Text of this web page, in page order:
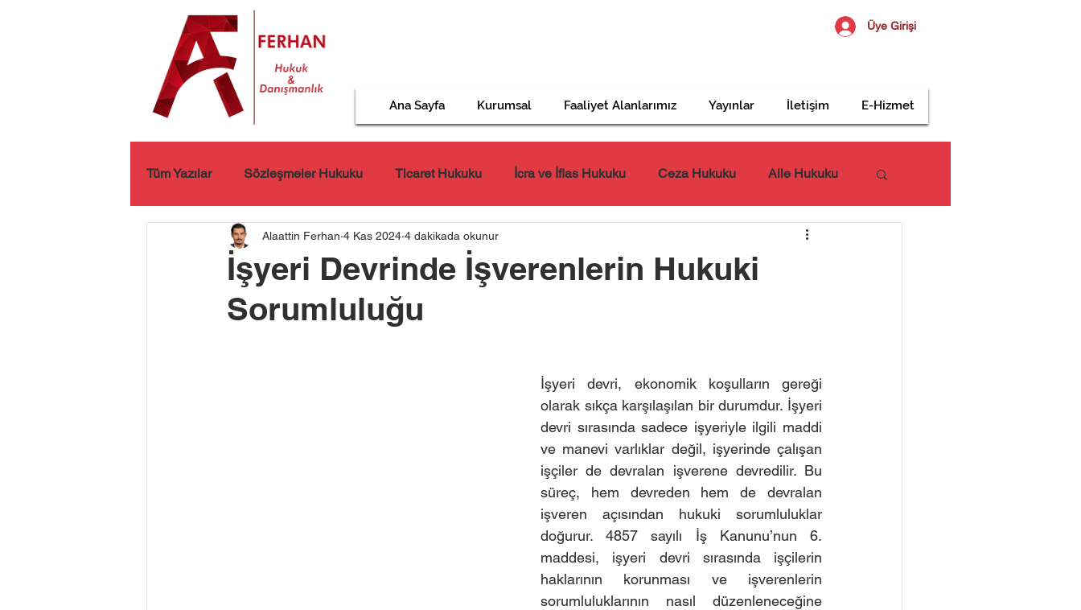
Üye Girişi
Ana Sayfa Kurumsal Faaliyet Alanlarımız Yayınlar İletişim E-Hizmet
Tüm Yazılar Sözleşmeler Hukuku Ticaret Hukuku İcra ve İflas Hukuku Ceza Hukuku Aile Hukuku
Kişisel Verilerin Korunması Tazminat Hukuku İş Hukuku
İşyeri Devrinde İşverenlerin Hukuki
Sorumluluğu
Alaattin Ferhan 4 Kas 2024 4 dakikada okunur
İşyeri devri, ekonomik koşulların gereği
olarak sıkça karşılaşılan bir durumdur. İşyeri
devri sırasında sadece işyeriyle ilgili maddi
ve manevi varlıklar değil, işyerinde çalışan
işçiler de devralan işverene devredilir. Bu
süreç, hem devreden hem de devralan
işveren açısından hukuki sorumluluklar
doğurur. 4857 sayılı İş Kanunu’nun 6.
maddesi, işyeri devri sırasında işçilerin
haklarının korunması ve işverenlerin
sorumluluklarının nasıl düzenleneceğine